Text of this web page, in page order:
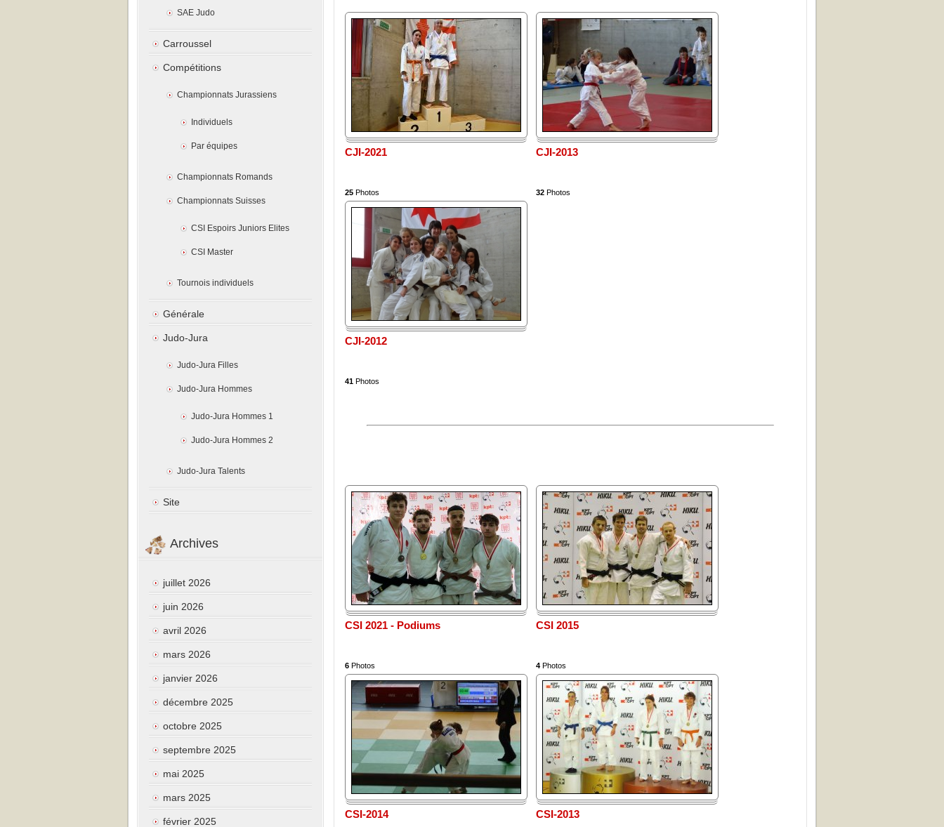
CJI-2021
25 Photos
CJI-2013
32 Photos
CJI-2012
41 Photos
CSI 2021 - Podiums
6 Photos
CSI 2015
4 Photos
CSI-2014 CSI-2013
SAE Judo
Carroussel
Compétitions
Championnats Jurassiens
Individuels
Par équipes
Championnats Romands
Championnats Suisses
CSI Espoirs Juniors Elites
CSI Master
Tournois individuels
Générale
Judo-Jura
Judo-Jura Filles
Judo-Jura Hommes
Judo-Jura Hommes 1
Judo-Jura Hommes 2
Judo-Jura Talents
Site
Archives
juillet 2026
juin 2026
avril 2026
mars 2026
janvier 2026
décembre 2025
octobre 2025
septembre 2025
mai 2025
mars 2025
février 2025